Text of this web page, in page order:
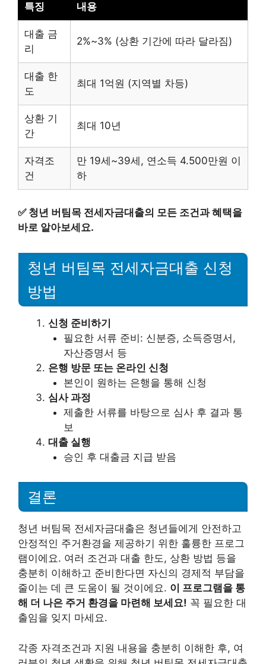
특징 내용
대출 금
리
2%~3% (상환 기간에 따라 달라짐)
대출 한
도
최대 1억원 (지역별 차등)
상환 기
간
최대 10년
자격조
건
만 19세~39세, 연소득 4.500만원 이
하
✅ 청년 버팀목 전세자금대출의 모든 조건과 혜택을
바로 알아보세요.
청년 버팀목 전세자금대출 신청
방법
신청 준비하기
필요한 서류 준비: 신분증, 소득증명서,
자산증명서 등
은행 방문 또는 온라인 신청
본인이 원하는 은행을 통해 신청
심사 과정
제출한 서류를 바탕으로 심사 후 결과 통
보
대출 실행
승인 후 대출금 지급 받음
결론
청년 버팀목 전세자금대출은 청년들에게 안전하고
안정적인 주거환경을 제공하기 위한 훌륭한 프로그
램이에요. 여러 조건과 대출 한도, 상환 방법 등을
충분히 이해하고 준비한다면 자신의 경제적 부담을
줄이는 데 큰 도움이 될 것이에요. 이 프로그램을 통
해 더 나은 주거 환경을 마련해 보세요! 꼭 필요한 대
출임을 잊지 마세요.
각종 자격조건과 지원 내용을 충분히 이해한 후, 여